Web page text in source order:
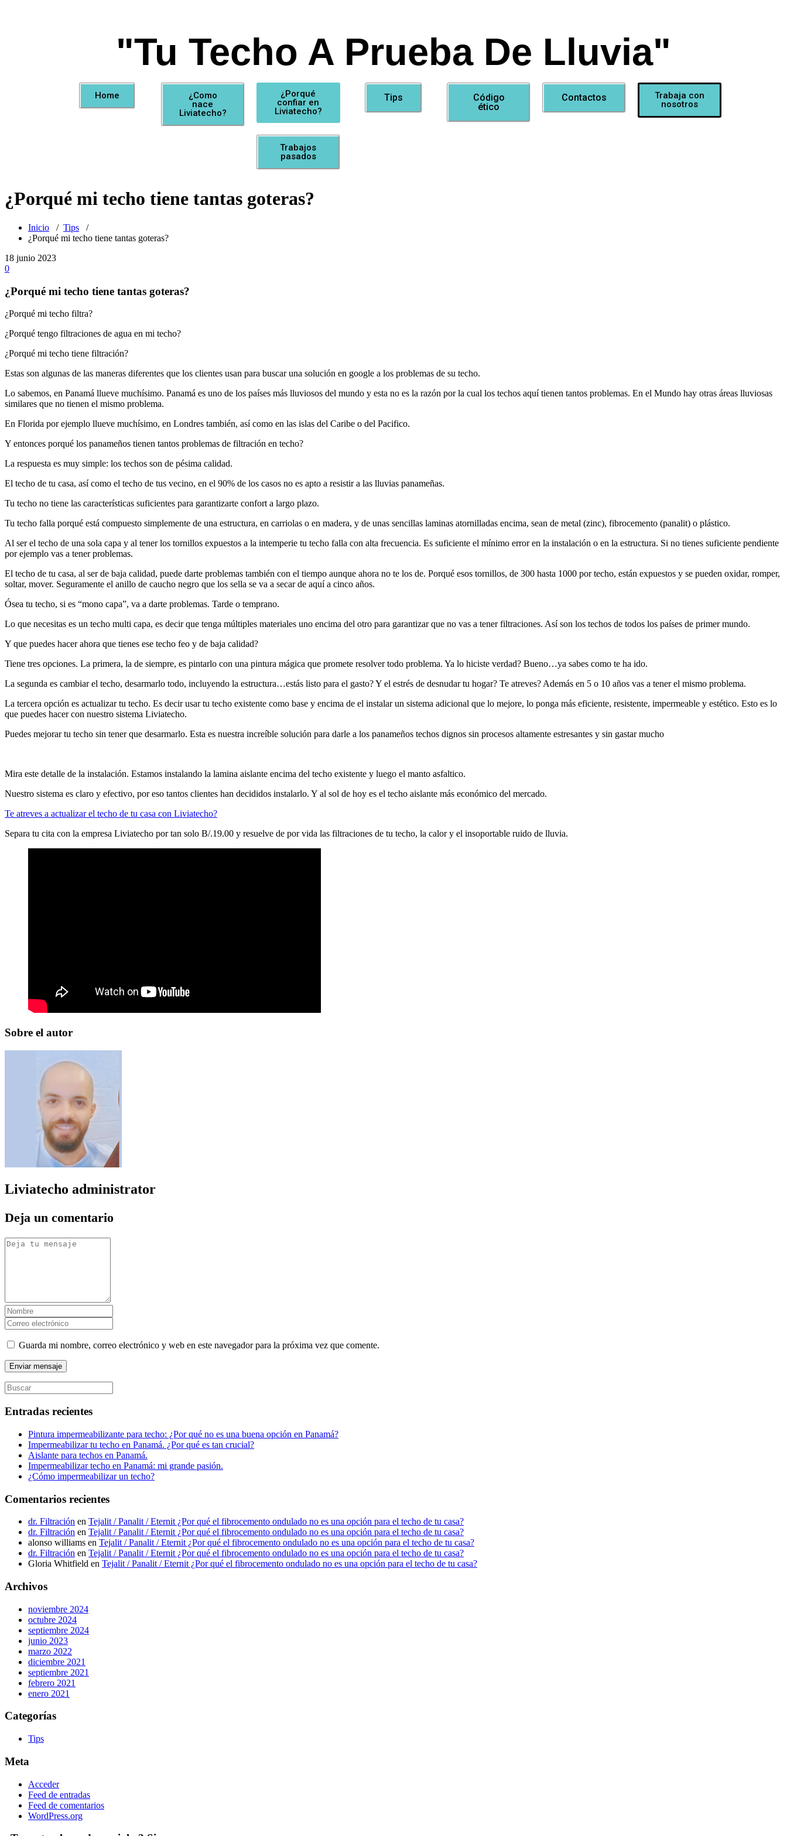
"Tu Techo A Prueba De Lluvia"
Home
¿Como
nace
Liviatecho?
¿Porqué
confiar en
Liviatecho?
Trabajos
pasados
Tips
Código
ético
Contactos
Trabaja con
nosotros
¿Porqué mi techo tiene tantas goteras?
Inicio / Tips /
¿Porqué mi techo tiene tantas goteras?
18 junio 2023
0
¿Porqué mi techo tiene tantas goteras?
¿Porqué mi techo filtra?
¿Porqué tengo filtraciones de agua en mi techo?
¿Porqué mi techo tiene filtración?
Estas son algunas de las maneras diferentes que los clientes usan para buscar una solución en google a los problemas de su techo.
Lo sabemos, en Panamá llueve muchísimo. Panamá es uno de los países más lluviosos del mundo y esta no es la razón por la cual los techos aquí tienen tantos problemas. En el Mundo hay otras áreas lluviosas
similares que no tienen el mismo problema.
En Florida por ejemplo llueve muchísimo, en Londres también, así como en las islas del Caribe o del Pacifico.
Y entonces porqué los panameños tienen tantos problemas de filtración en techo?
La respuesta es muy simple: los techos son de pésima calidad.
El techo de tu casa, así como el techo de tus vecino, en el 90% de los casos no es apto a resistir a las lluvias panameñas.
Tu techo no tiene las características suficientes para garantizarte confort a largo plazo.
Tu techo falla porqué está compuesto simplemente de una estructura, en carriolas o en madera, y de unas sencillas laminas atornilladas encima, sean de metal (zinc), fibrocemento (panalit) o plástico.
Al ser el techo de una sola capa y al tener los tornillos expuestos a la intemperie tu techo falla con alta frecuencia. Es suficiente el mínimo error en la instalación o en la estructura. Si no tienes suficiente pendiente
por ejemplo vas a tener problemas.
El techo de tu casa, al ser de baja calidad, puede darte problemas también con el tiempo aunque ahora no te los de. Porqué esos tornillos, de 300 hasta 1000 por techo, están expuestos y se pueden oxidar, romper,
soltar, mover. Seguramente el anillo de caucho negro que los sella se va a secar de aquí a cinco años.
Ósea tu techo, si es “mono capa”, va a darte problemas. Tarde o temprano.
Lo que necesitas es un techo multi capa, es decir que tenga múltiples materiales uno encima del otro para garantizar que no vas a tener filtraciones. Así son los techos de todos los países de primer mundo.
Y que puedes hacer ahora que tienes ese techo feo y de baja calidad?
Tiene tres opciones. La primera, la de siempre, es pintarlo con una pintura mágica que promete resolver todo problema. Ya lo hiciste verdad? Bueno…ya sabes como te ha ido.
La segunda es cambiar el techo, desarmarlo todo, incluyendo la estructura…estás listo para el gasto? Y el estrés de desnudar tu hogar? Te atreves? Además en 5 o 10 años vas a tener el mismo problema.
La tercera opción es actualizar tu techo. Es decir usar tu techo existente como base y encima de el instalar un sistema adicional que lo mejore, lo ponga más eficiente, resistente, impermeable y estético. Esto es lo
que puedes hacer con nuestro sistema Liviatecho.
Puedes mejorar tu techo sin tener que desarmarlo. Esta es nuestra increíble solución para darle a los panameños techos dignos sin procesos altamente estresantes y sin gastar mucho
Mira este detalle de la instalación. Estamos instalando la lamina aislante encima del techo existente y luego el manto asfaltico.
Nuestro sistema es claro y efectivo, por eso tantos clientes han decididos instalarlo. Y al sol de hoy es el techo aislante más económico del mercado.
Te atreves a actualizar el techo de tu casa con Liviatecho?
Separa tu cita con la empresa Liviatecho por tan solo B/.19.00 y resuelve de por vida las filtraciones de tu techo, la calor y el insoportable ruido de lluvia.
Sobre el autor
Liviatecho administrator
Deja un comentario
Guarda mi nombre, correo electrónico y web en este navegador para la próxima vez que comente.
Entradas recientes
Pintura impermeabilizante para techo: ¿Por qué no es una buena opción en Panamá?
Impermeabilizar tu techo en Panamá. ¿Por qué es tan crucial?
Aislante para techos en Panamá.
Impermeabilizar techo en Panamá: mi grande pasión.
¿Cómo impermeabilizar un techo?
Comentarios recientes
dr. Filtración en Tejalit / Panalit / Eternit ¿Por qué el fibrocemento ondulado no es una opción para el techo de tu casa?
dr. Filtración en Tejalit / Panalit / Eternit ¿Por qué el fibrocemento ondulado no es una opción para el techo de tu casa?
alonso williams en Tejalit / Panalit / Eternit ¿Por qué el fibrocemento ondulado no es una opción para el techo de tu casa?
dr. Filtración en Tejalit / Panalit / Eternit ¿Por qué el fibrocemento ondulado no es una opción para el techo de tu casa?
Gloria Whitfield en Tejalit / Panalit / Eternit ¿Por qué el fibrocemento ondulado no es una opción para el techo de tu casa?
Archivos
noviembre 2024
octubre 2024
septiembre 2024
junio 2023
marzo 2022
diciembre 2021
septiembre 2021
febrero 2021
enero 2021
Categorías
Tips
Meta
Acceder
Feed de entradas
Feed de comentarios
WordPress.org